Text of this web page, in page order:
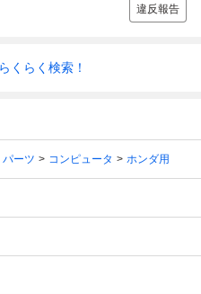
違反報告
くらく検索！
パーツ コンピュータ ホンダ用